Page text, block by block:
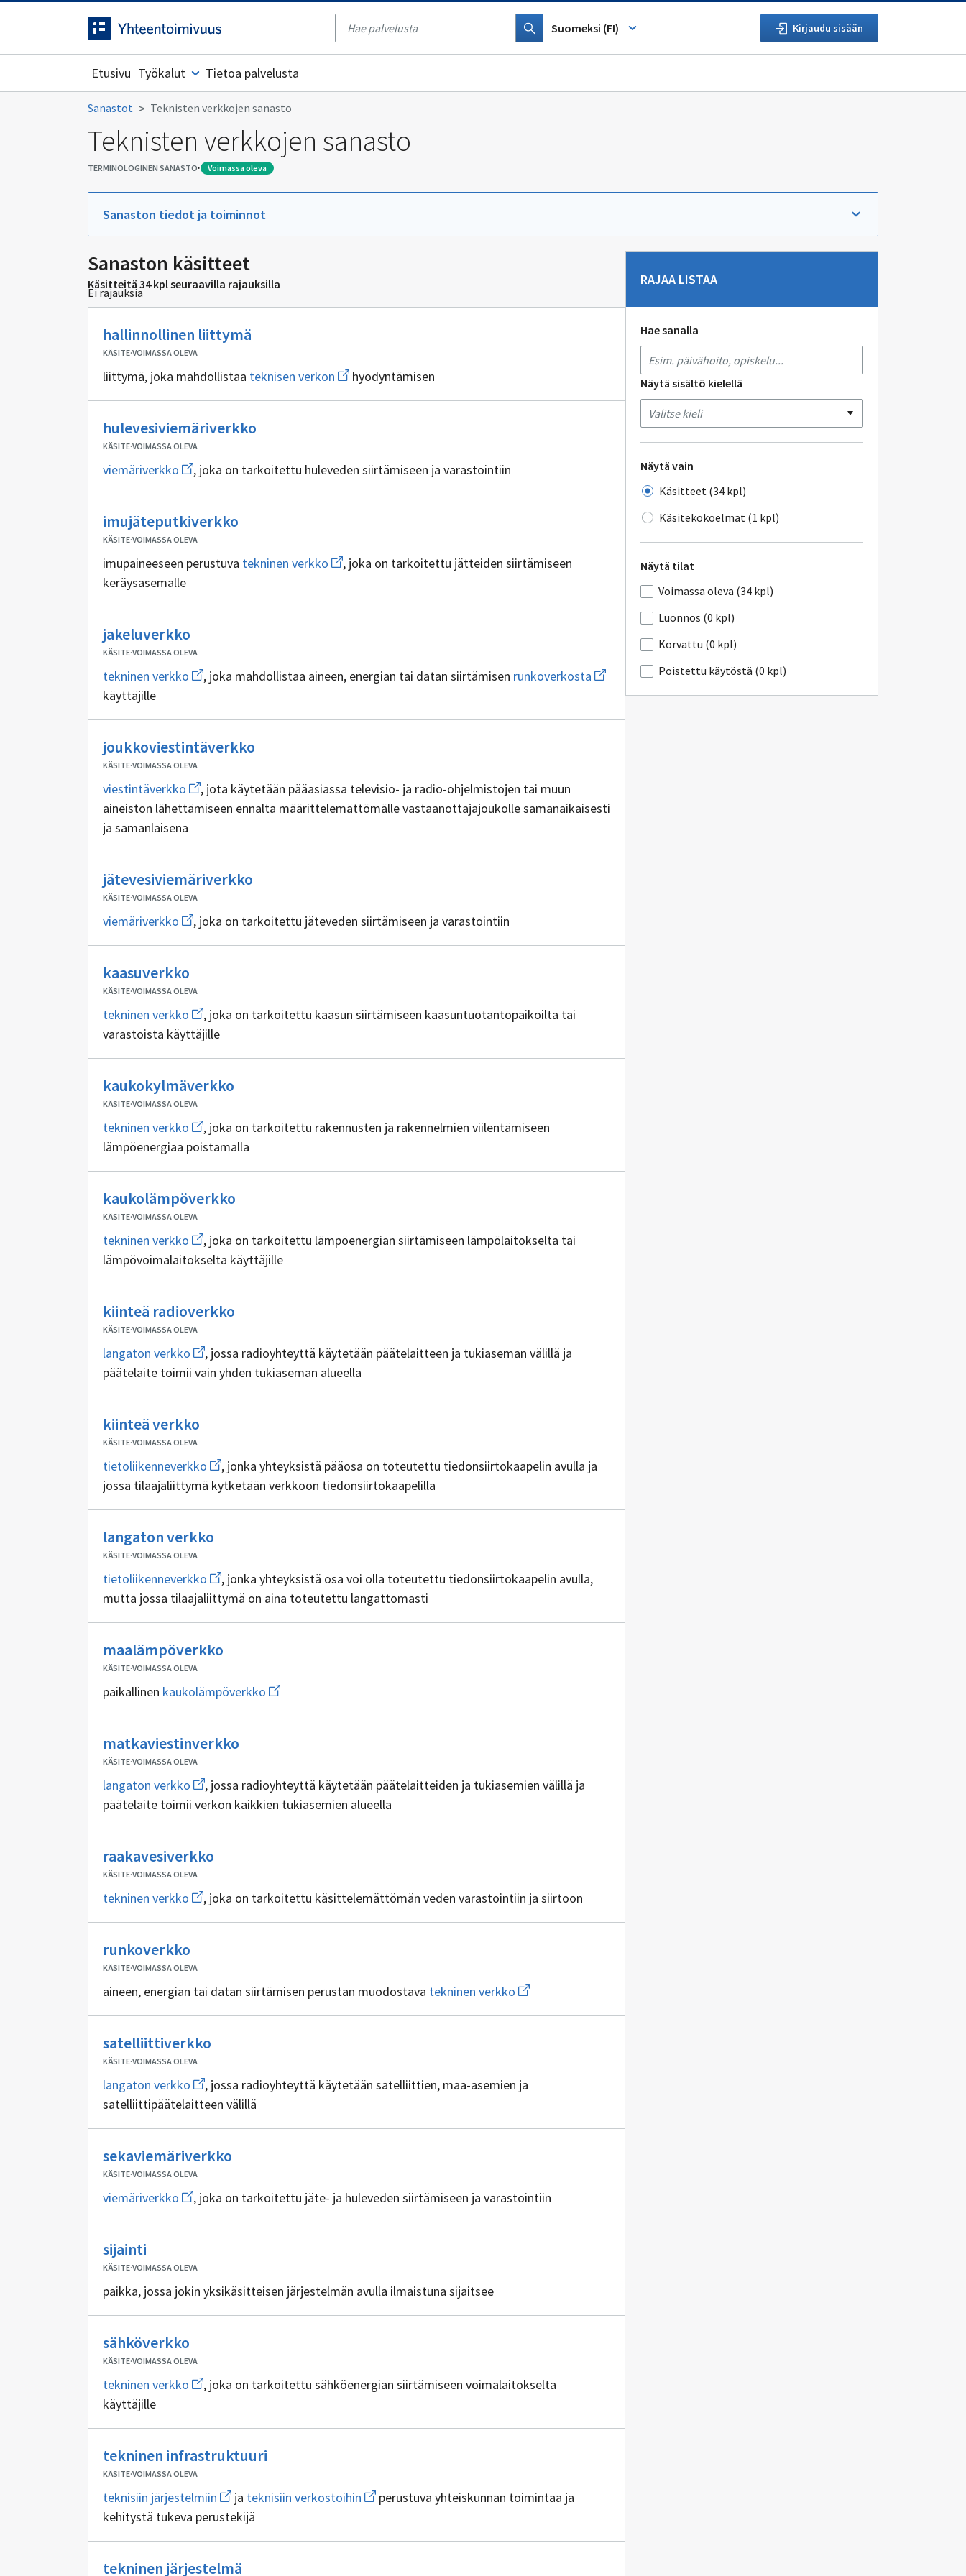
Siirrytty
Tyhjennä
haku
Suomeksi (FI) Kirjaudu sisään
Etusivu Työkalut Tietoa palvelusta
Sanastot Teknisten verkkojen sanasto
Teknisten verkkojen sanasto
TERMINOLOGINEN SANASTO· voimassa oleva
Sanaston tiedot ja toiminnot
RAJAA LISTAA
Hae sanalla
Näytä sisältö kielellä
Näytä vain
Käsitteet (34 kpl)
Käsitekokoelmat (1 kpl)
Näytä tilat
Voimassa oleva (34 kpl)
Luonnos (0 kpl)
Korvattu (0 kpl)
Poistettu käytöstä (0 kpl)
Sanaston käsitteet
Käsitteitä 34 kpl seuraavilla rajauksilla
Ei rajauksia
hallinnollinen liittymä
KÄSITE·VOIMASSA OLEVA
liittymä, joka mahdollistaa teknisen verkon Avaa
uuden
ikkunan
hyödyntämisen
hulevesiviemäriverkko
KÄSITE·VOIMASSA OLEVA
viemäriverkko Avaa
uuden
ikkunan
viemäriverkko
, joka on tarkoitettu huleveden siirtämiseen ja varastointiin
imujäteputkiverkko
KÄSITE·VOIMASSA OLEVA
imupaineeseen perustuva tekninen verkko Avaa
uuden
tekninen
, joka on tarkoitettu jätteiden siirtämiseen
keräysasemalle
jakeluverkko
sisällöntuottajia
KÄSITE·VOIMASSA OLEVA
tekninen verkko Avaa
uuden
tekninen
, joka mahdollistaa aineen, energian tai datan siirtämisen runkoverkosta Avaa
uuden
ikkunan
runkoverkosta
käyttäjille
joukkoviestintäverkko
KÄSITE·VOIMASSA OLEVA
viestintäverkko Avaa
uuden
ikkunan
sivulle
viestintäverkko
, jota käytetään pääasiassa televisio- ja radio-ohjelmistojen tai muun
aineiston lähettämiseen ennalta määrittelemättömälle vastaanottajajoukolle samanaikaisesti
ja samanlaisena
jätevesiviemäriverkko
KÄSITE·VOIMASSA OLEVA
viemäriverkko Avaa
uuden
ikkunan
viemäriverkko
, joka on tarkoitettu jäteveden siirtämiseen ja varastointiin
kaasuverkko
sisällöntuottajia
KÄSITE·VOIMASSA OLEVA
tekninen verkko Avaa
uuden
ikkunan
tekninen
, joka on tarkoitettu kaasun siirtämiseen kaasuntuotantopaikoilta tai
varastoista käyttäjille
kaukokylmäverkko
KÄSITE·VOIMASSA OLEVA
tekninen verkko Avaa
uuden
ikkunan
tekninen
, joka on tarkoitettu rakennusten ja rakennelmien viilentämiseen
lämpöenergiaa poistamalla
kaukolämpöverkko
KÄSITE·VOIMASSA OLEVA
tekninen verkko Avaa
uuden
ikkunan
tekninen
, joka on tarkoitettu lämpöenergian siirtämiseen lämpölaitokselta tai
lämpövoimalaitokselta käyttäjille
kiinteä radioverkko
KÄSITE·VOIMASSA OLEVA
langaton verkko Avaa
uuden
ikkunan
langaton
, jossa radioyhteyttä käytetään päätelaitteen ja tukiaseman välillä ja
päätelaite toimii vain yhden tukiaseman alueella
kiinteä verkko
KÄSITE·VOIMASSA OLEVA
tietoliikenneverkko Avaa
uuden
ikkunan
tietoliikenneverkko
, jonka yhteyksistä pääosa on toteutettu tiedonsiirtokaapelin avulla ja
jossa tilaajaliittymä kytketään verkkoon tiedonsiirtokaapelilla
langaton verkko
KÄSITE·VOIMASSA OLEVA
tietoliikenneverkko Avaa
uuden
ikkunan
tietoliikenneverkko
, jonka yhteyksistä osa voi olla toteutettu tiedonsiirtokaapelin avulla,
mutta jossa tilaajaliittymä on aina toteutettu langattomasti
maalämpöverkko
KÄSITE·VOIMASSA OLEVA
paikallinen kaukolämpöverkko Avaa
uuden
ikkunan
matkaviestinverkko
KÄSITE·VOIMASSA OLEVA
langaton verkko Avaa
uuden
ikkunan
langaton
, jossa radioyhteyttä käytetään päätelaitteiden ja tukiasemien välillä ja
päätelaite toimii verkon kaikkien tukiasemien alueella
raakavesiverkko
KÄSITE·VOIMASSA OLEVA
tekninen verkko Avaa
uuden
ikkunan
tekninen
verkko
, joka on tarkoitettu käsittelemättömän veden varastointiin ja siirtoon
runkoverkko
sisällöntuottajia
KÄSITE·VOIMASSA OLEVA
aineen, energian tai datan siirtämisen perustan muodostava tekninen verkko Avaa
uuden
ikkunan
satelliittiverkko
KÄSITE·VOIMASSA OLEVA
langaton verkko Avaa
uuden
ikkunan
langaton
, jossa radioyhteyttä käytetään satelliittien, maa-asemien ja
satelliittipäätelaitteen välillä
sekaviemäriverkko
KÄSITE·VOIMASSA OLEVA
viemäriverkko Avaa
uuden
ikkunan
, joka on tarkoitettu jäte- ja huleveden siirtämiseen ja varastointiin
sijainti
sisällöntuottajia
KÄSITE·VOIMASSA OLEVA
paikka, jossa jokin yksikäsitteisen järjestelmän avulla ilmaistuna sijaitsee
sähköverkko
sisällöntuottajia
KÄSITE·VOIMASSA OLEVA
tekninen verkko Avaa
uuden
tekninen
, joka on tarkoitettu sähköenergian siirtämiseen voimalaitokselta
käyttäjille
tekninen infrastruktuuri
KÄSITE·VOIMASSA OLEVA
teknisiin järjestelmiin Avaa
uuden
ikkunan
teknisiin
ja teknisiin verkostoihin Avaa
uuden
teknisiin
perustuva yhteiskunnan toimintaa ja
kehitystä tukeva perustekijä
tekninen järjestelmä